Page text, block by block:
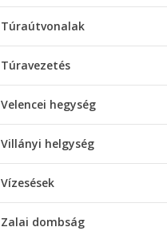
Túraútvonalak
Túravezetés
Velencei hegység
Villányi helgység
Vízesések
Zalai dombság